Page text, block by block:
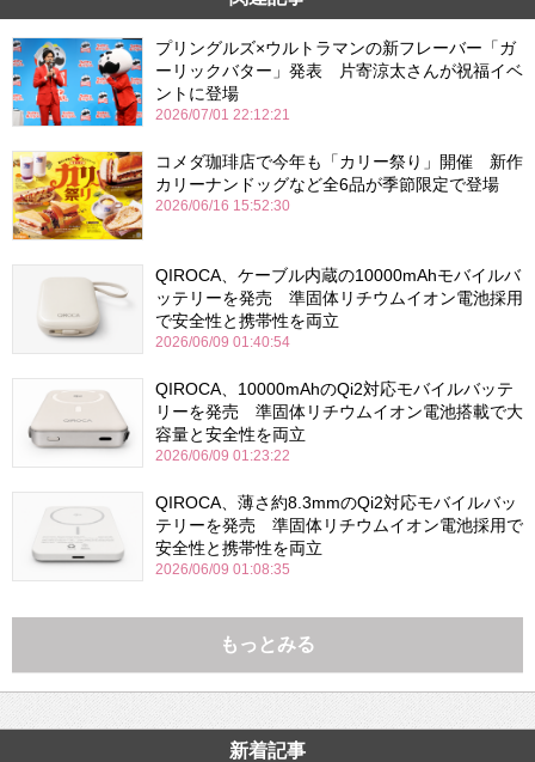
プリングルズ×ウルトラマンの新フレーバー「ガ
ーリックバター」発表 片寄涼太さんが祝福イベ
ントに登場
2026/07/01 22:12:21
コメダ珈琲店で今年も「カリー祭り」開催 新作
カリーナンドッグなど全6品が季節限定で登場
2026/06/16 15:52:30
QIROCA、ケーブル内蔵の10000mAhモバイルバ
ッテリーを発売 準固体リチウムイオン電池採用
で安全性と携帯性を両立
2026/06/09 01:40:54
QIROCA、10000mAhのQi2対応モバイルバッテ
リーを発売 準固体リチウムイオン電池搭載で大
容量と安全性を両立
2026/06/09 01:23:22
QIROCA、薄さ約8.3mmのQi2対応モバイルバッ
テリーを発売 準固体リチウムイオン電池採用で
安全性と携帯性を両立
2026/06/09 01:08:35
もっとみる
新着記事